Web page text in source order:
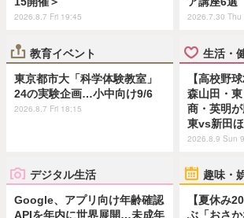
2026.8.7 Fri 19:45 2026.7.30 Thu
教育イベント
東京都市大「科学体験教室」
24の実験企画…小中向け9/6
2026.8.7 Fri 18:15
生活・
【高校野
森山田・
商・英明
東vs新田
2026.8.9 Sun
デジタル生活
Google、アプリ向け年齢確認
APIを年内に世界展開…未成年
趣味・
【夏休み
ぶ「おさ